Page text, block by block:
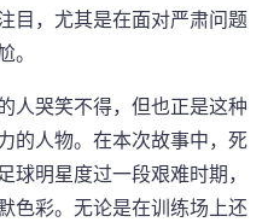
目，尤其是在面对严肃问题
。
人哭笑不得，但也正是这种
的人物。在本次故事中，死
球明星度过一段艰难时期，
色彩。无论是在训练场上还